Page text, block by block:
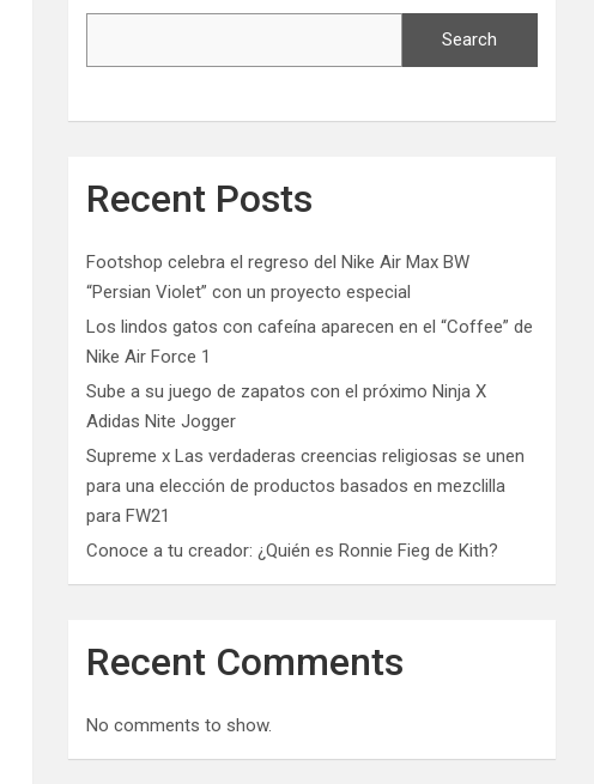
Search
Recent Posts
Footshop celebra el regreso del Nike Air Max BW
“Persian Violet” con un proyecto especial
Los lindos gatos con cafeína aparecen en el “Coffee” de
Nike Air Force 1
Sube a su juego de zapatos con el próximo Ninja X
Adidas Nite Jogger
Supreme x Las verdaderas creencias religiosas se unen
para una elección de productos basados ​​en mezclilla
para FW21
Conoce a tu creador: ¿Quién es Ronnie Fieg de Kith?
Recent Comments
No comments to show.